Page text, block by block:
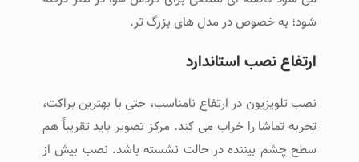
شود؛ به ‌خصوص در مدل ‌های بزرگ ‌تر.
ارتفاع نصب استاندارد
نصب تلویزیون در ارتفاع نامناسب، حتی با بهترین براکت،
تجربه تماشا را خراب می ‌کند. مرکز تصویر باید تقریباً هم
‌سطح چشم بیننده در حالت نشسته باشد. نصب بیش از